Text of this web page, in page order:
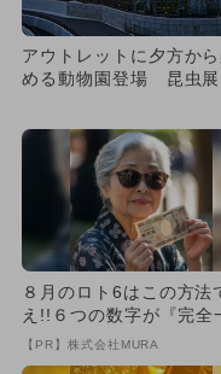
アウトレットに夕方から
める動物園登場 昆虫展
も
８月のロト6はこの方法
え!!６つの数字が『完全
致』する方法
【PR】株式会社MURA